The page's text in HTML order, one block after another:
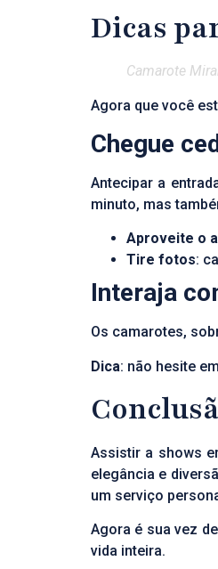
Dicas
Camarote
Agora que você
Chegue
Antecipar a
minuto, mas
Aproveite o
Tire fotos:
Interaja
Os camarotes,
Dica: não hesite
Assistir a shows
elegância e
um serviço
Agora é sua vez
vida inteira.